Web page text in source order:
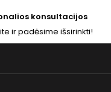
konsultacijos
ir padėsime išsirinkti!